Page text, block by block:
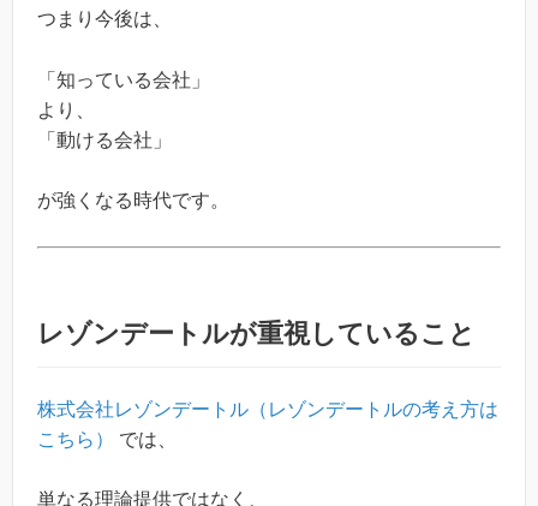
つまり今後は、
「知っている会社」
より、
「動ける会社」
が強くなる時代です。
レゾンデートルが重視していること
株式会社レゾンデートル（レゾンデートルの考え方は
こちら）
では、
単なる理論提供ではなく、